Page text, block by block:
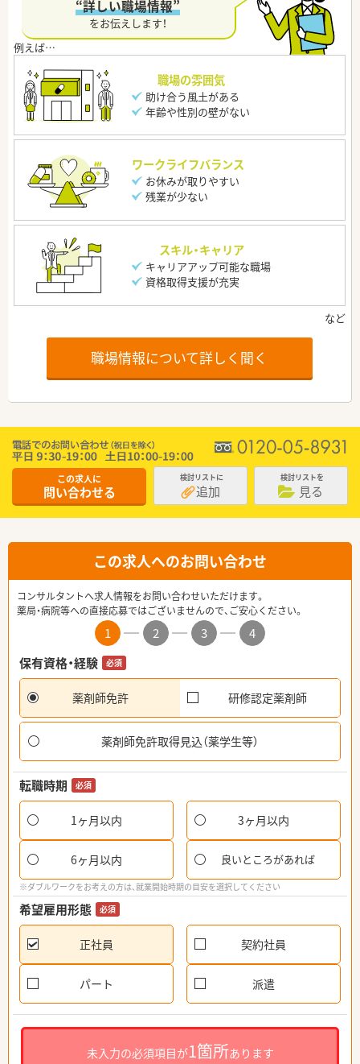
“詳しい職場情報”
をお伝えします！
職場の雰囲気
助け合う風土がある
年齢や性別の壁がない
ワークライフバランス
お休みが取りやすい
残業が少ない
スキル・キャリア
キャリアアップ可能な職場
資格取得支援が充実
職場情報について詳しく聞く
この求人に
問い合わせる
検討リストに
追加
検討リストを
見る
この求人へのお問い合わせ
コンサルタントへ求人情報をお問い合わせいただけます。
薬局・病院等への直接応募ではございませんので、ご安心ください。
1 2 3
4
保有資格・経験
必須
薬剤師免許 研修認定薬剤師
薬剤師免許取得見込（薬学生等）
転職時期 必須
1ヶ月以内 3ヶ月以内
6ヶ月以内 良いところがあれば
※ダブルワークをお考えの方は、就業開始時期の目安を選択してください
希望雇用形態 必須
正社員 契約社員
パート 派遣
未入力の必須項目が1箇所あります